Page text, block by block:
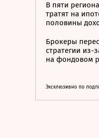
В пяти
тратят на
половины
Брокеры
стратегии из-
на фондовом
Эксклюзивно по